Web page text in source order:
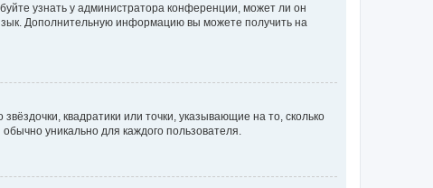
узнать у администратора конференции, может ли он
Дополнительную информацию вы можете получить на
квадратики или точки, указывающие на то, сколько
уникально для каждого пользователя.